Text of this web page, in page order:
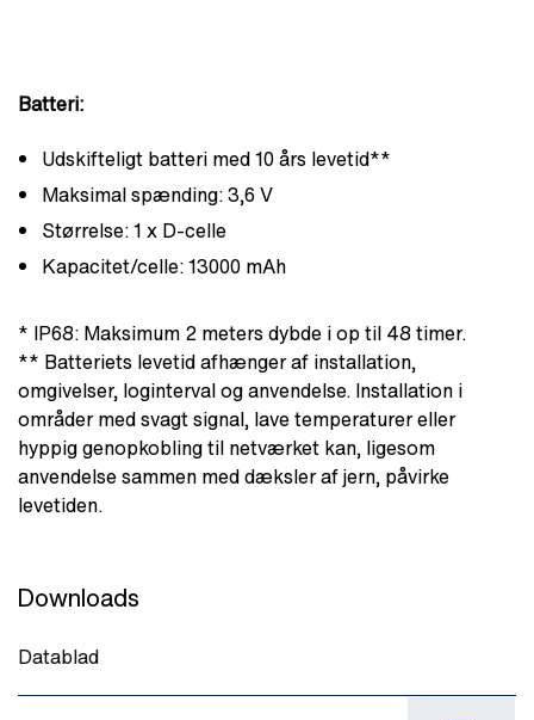
Batteri:
Udskifteligt batteri med 10 års levetid**
Maksimal spænding: 3,6 V
Størrelse: 1 x D-celle
Kapacitet/celle: 13000 mAh
* IP68: Maksimum 2 meters dybde i op til 48 timer.
** Batteriets levetid afhænger af installation,
omgivelser, loginterval og anvendelse. Installation i
områder med svagt signal, lave temperaturer eller
hyppig genopkobling til netværket kan, ligesom
anvendelse sammen med dæksler af jern, påvirke
levetiden.
Downloads
Datablad